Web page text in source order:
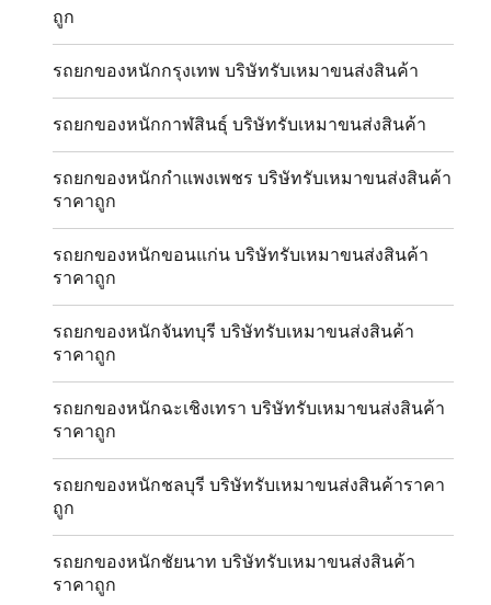
ถูก
รถยกของหนักกรุงเทพ บริษัทรับเหมาขนส่งสินค้า
รถยกของหนักกาฬสินธุ์ บริษัทรับเหมาขนส่งสินค้า
รถยกของหนักกำแพงเพชร บริษัทรับเหมาขนส่งสินค้า
ราคาถูก
รถยกของหนักขอนแก่น บริษัทรับเหมาขนส่งสินค้า
ราคาถูก
รถยกของหนักจันทบุรี บริษัทรับเหมาขนส่งสินค้า
ราคาถูก
รถยกของหนักฉะเชิงเทรา บริษัทรับเหมาขนส่งสินค้า
ราคาถูก
รถยกของหนักชลบุรี บริษัทรับเหมาขนส่งสินค้าราคา
ถูก
รถยกของหนักชัยนาท บริษัทรับเหมาขนส่งสินค้า
ราคาถูก